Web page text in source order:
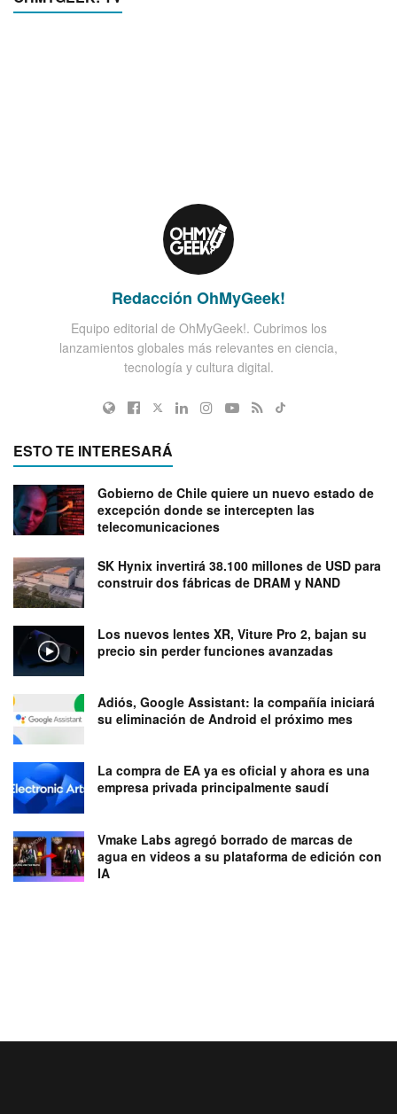
Redacción OhMyGeek!
Equipo editorial de OhMyGeek!. Cubrimos los
lanzamientos globales más relevantes en ciencia,
tecnología y cultura digital.
ESTO TE INTERESARÁ
Gobierno de Chile quiere un nuevo estado de
excepción donde se intercepten las
telecomunicaciones
SK Hynix invertirá 38.100 millones de USD para
construir dos fábricas de DRAM y NAND
Los nuevos lentes XR, Viture Pro 2, bajan su
precio sin perder funciones avanzadas
Adiós, Google Assistant: la compañía iniciará
su eliminación de Android el próximo mes
La compra de EA ya es oficial y ahora es una
empresa privada principalmente saudí
Vmake Labs agregó borrado de marcas de
agua en videos a su plataforma de edición con
IA